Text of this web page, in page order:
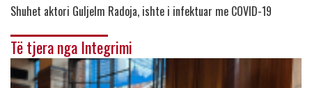
Shuhet aktori Guljelm Radoja, ishte i infektuar me COVID-19
Të tjera nga Integrimi